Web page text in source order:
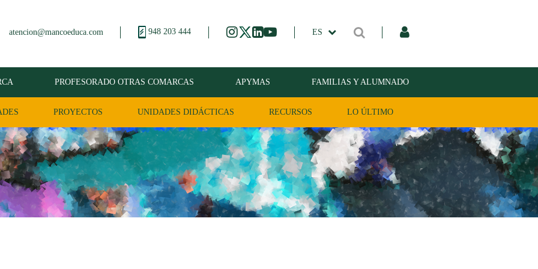
atencion@mancoeduca.com 948 203 444 ES
PROFESORADO OTRAS COMARCAS APYMAS FAMILIAS Y ALUMNADO
PROYECTOS UNIDADES DIDÁCTICAS RECURSOS LO ÚLTIMO